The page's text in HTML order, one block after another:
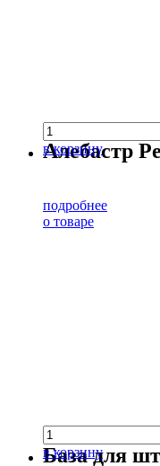
в корзину
Алебастр
подробнее
о товаре
в корзину
База для